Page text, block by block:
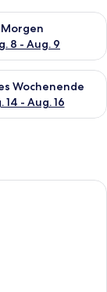
Aug. 7 - Aug. 8.
Morgen
8 - Aug. 9
Verfügbarkeit
Aug. 7
Wochenende
14 - Aug. 16
Verfügbarkeit
mit zwei Betten,